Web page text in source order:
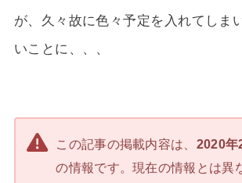
が、久々故に色々予定を入れてしま
いことに、、、
この記事の掲載内容は、 2020年
の情報です。現在の情報とは異